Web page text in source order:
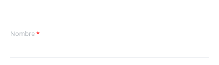
Nombre*